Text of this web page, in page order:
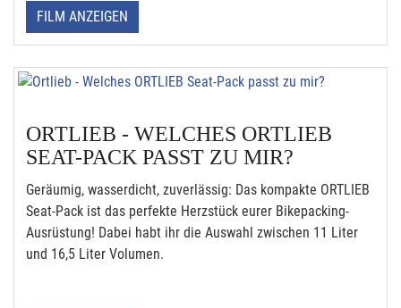
FILM ANZEIGEN
ORTLIEB - WELCHES ORTLIEB
SEAT-PACK PASST ZU MIR?
Geräumig, wasserdicht, zuverlässig: Das kompakte ORTLIEB
Seat-Pack ist das perfekte Herzstück eurer Bikepacking-
Ausrüstung! Dabei habt ihr die Auswahl zwischen 11 Liter
und 16,5 Liter Volumen.